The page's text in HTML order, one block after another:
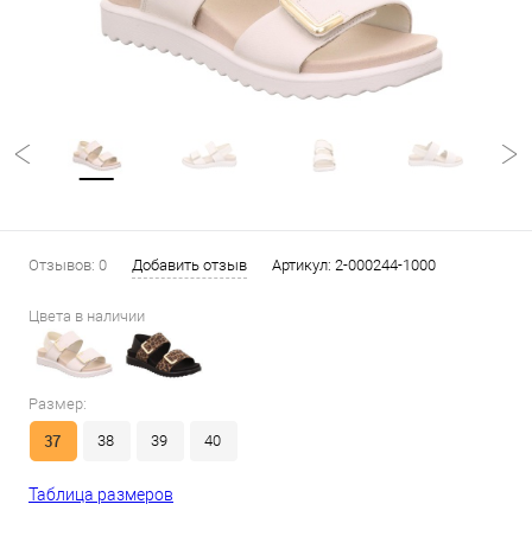
Отзывов: 0 Добавить отзыв Артикул: 2-000244-1000
Цвета в наличии
Размер:
37 38 39 40
Таблица размеров